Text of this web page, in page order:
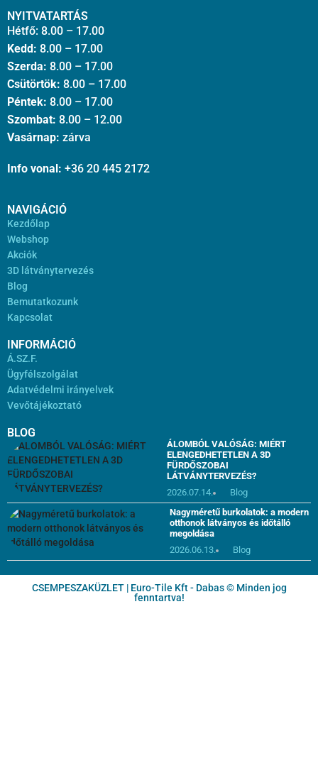
NYITVATARTÁS
Hétfő: 8.00 – 17.00
Kedd: 8.00 – 17.00
Szerda: 8.00 – 17.00
Csütörtök: 8.00 – 17.00
Péntek: 8.00 – 17.00
Szombat: 8.00 – 12.00
Vasárnap: zárva
Info vonal: +36 20 445 2172
NAVIGÁCIÓ
Kezdőlap
Webshop
Akciók
3D látványtervezés
Blog
Bemutatkozunk
Kapcsolat
INFORMÁCIÓ
Á.SZ.F.
Ügyfélszolgálat
Adatvédelmi irányelvek
Vevőtájékoztató
BLOG
ÁLOMBÓL VALÓSÁG: MIÉRT
ELENGEDHETETLEN A 3D
FÜRDŐSZOBAI
LÁTVÁNYTERVEZÉS?
2026.07.14.
Blog
Nagyméretű burkolatok: a modern
otthonok látványos és időtálló
megoldása
2026.06.13.
Blog
CSEMPESZAKÜZLET | Euro-Tile Kft - Dabas © Minden jog
fenntartva!